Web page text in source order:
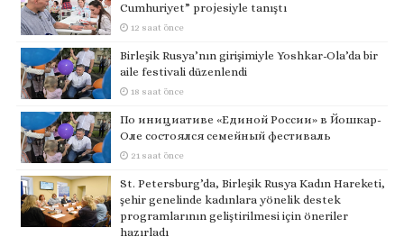
Cumhuriyet” projesiyle tanıştı
12 saat önce
Birleşik Rusya’nın girişimiyle Yoshkar-Ola’da bir
aile festivali düzenlendi
18 saat önce
По инициативе «Единой России» в Йошкар-
Оле состоялся семейный фестиваль
21 saat önce
St. Petersburg’da, Birleşik Rusya Kadın Hareketi,
şehir genelinde kadınlara yönelik destek
programlarının geliştirilmesi için öneriler
hazırladı